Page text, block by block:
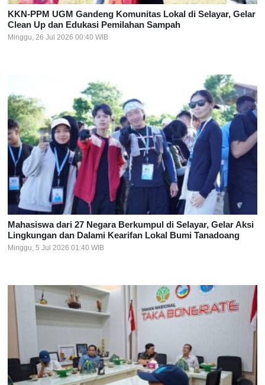
KKN-PPM UGM Gandeng Komunitas Lokal di Selayar, Gelar
Clean Up dan Edukasi Pemilahan Sampah
Minggu, 26 Jul 2026 00:40 WIB
Mahasiswa dari 27 Negara Berkumpul di Selayar, Gelar Aksi
Lingkungan dan Dalami Kearifan Lokal Bumi Tanadoang
Minggu, 5 Jul 2026 01:40 WIB